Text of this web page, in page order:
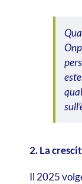
2. La
Il 2025